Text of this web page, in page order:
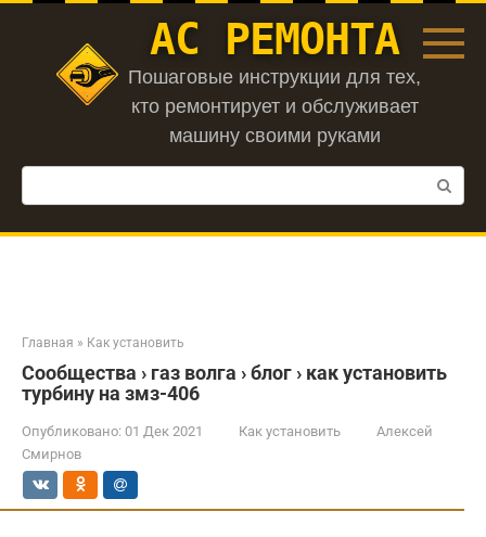
Перейти
АС РЕМОНТА
Пошаговые инструкции для тех,
кто ремонтирует и обслуживает
машину своими руками
Поиск:
Главная » Как установить
Сообщества › газ волга › блог › как установить
турбину на змз-406
Опубликовано: 01 Дек 2021 Как установить
Алексей
Смирнов